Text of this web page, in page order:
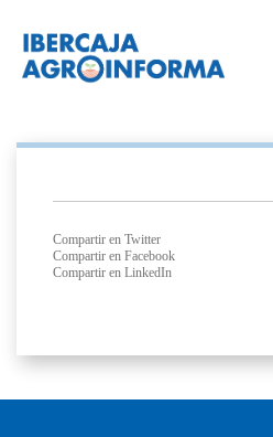
Compartir en Twitter
Compartir en Facebook
Compartir en LinkedIn